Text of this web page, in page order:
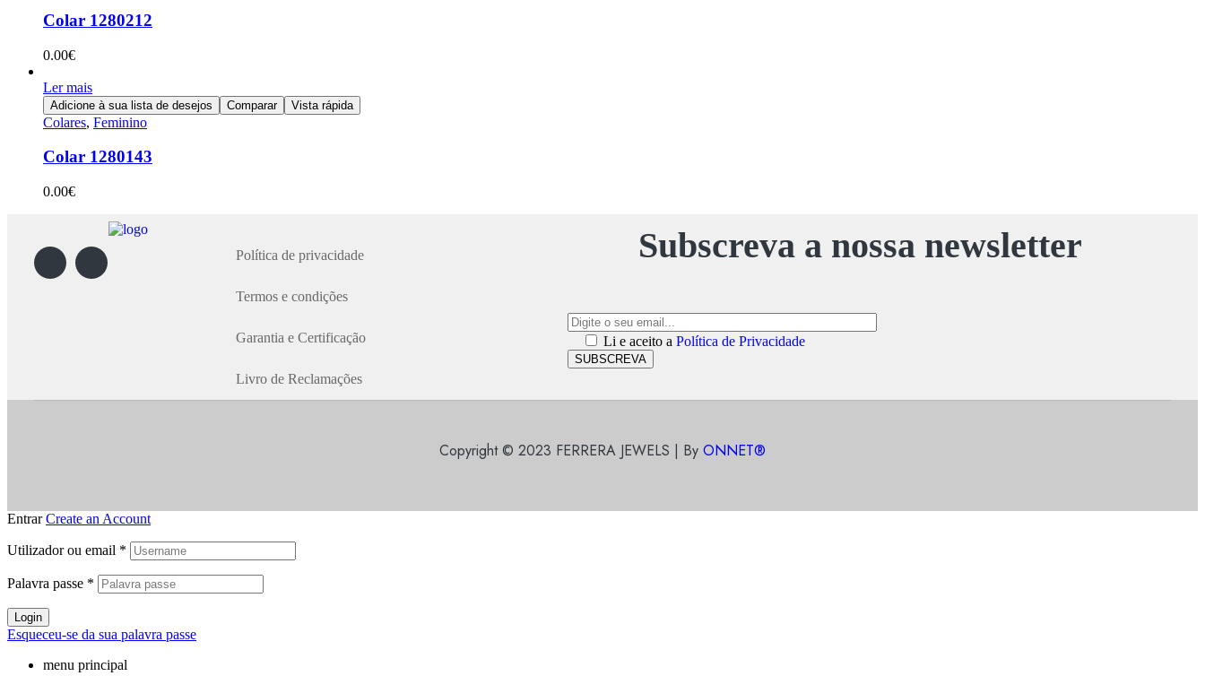
Colar 1280212
0.00€
Ler mais
Adicione à sua lista de desejos Comparar Vista rápida
Colares, Feminino
Colar 1280143
0.00€
Política de privacidade
Termos e condições
Garantia e Certificação
Livro de Reclamações
Subscreva a nossa newsletter
Li e aceito aPolítica de Privacidade
SUBSCREVA
Copyright © 2023 FERRERA JEWELS | By ONNET®
Entrar Create an Account
Utilizador ou email *
Palavra passe *
Login
Esqueceu-se da sua palavra passe
menu principal